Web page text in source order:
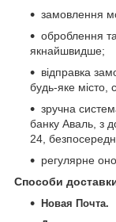
замовлення
оброблення
якнайшвидше;
відправка
будь-яке місто,
зручна
банку Аваль, з
24,
регулярне
Способи
Новая Почта.